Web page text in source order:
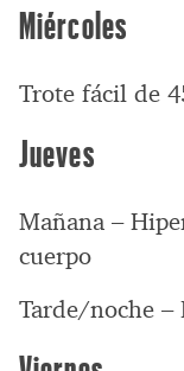
Miércoles
Trote fácil de
Jueves
Mañana –
cuerpo
Tarde/noche